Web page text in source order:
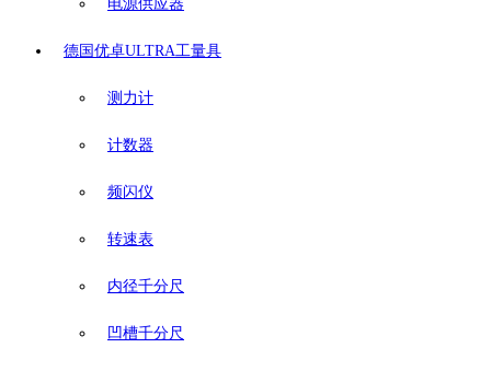
电源供应器
德国优卓ULTRA工量具
测力计
计数器
频闪仪
转速表
内径千分尺
凹槽千分尺